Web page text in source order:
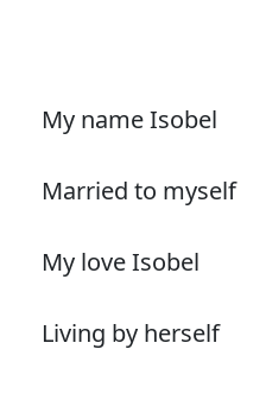
My name Isobel
Married to myself
My love Isobel
Living by herself